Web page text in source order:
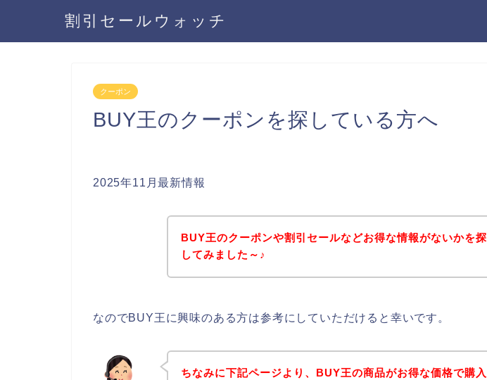
割引セールウォッチ
クーポン
BUY王のクーポンを探している方へ
2025年11月最新情報
BUY王のクーポンや割引セールなどお得な情報がないかを探
してみました～♪
なのでBUY王に興味のある方は参考にしていただけると幸いです。
ちなみに下記ページより、BUY王の商品がお得な価格で購入